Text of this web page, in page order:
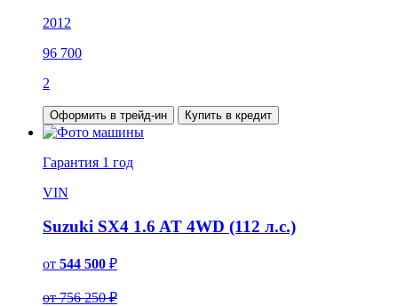
2012
96 700
2
Оформить в трейд-ин Купить в кредит
Гарантия 1 год
VIN
Suzuki SX4 1.6 AT 4WD (112 л.с.)
от 544 500 ₽
от 756 250 ₽